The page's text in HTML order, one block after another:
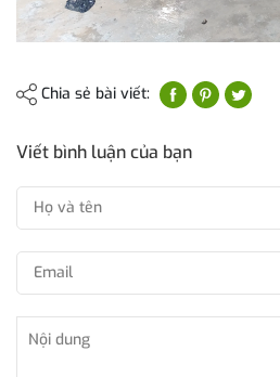
Chia sẻ bài viết:
Viết bình luận của bạn